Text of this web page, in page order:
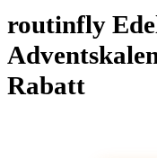
routinfly
Rabatt